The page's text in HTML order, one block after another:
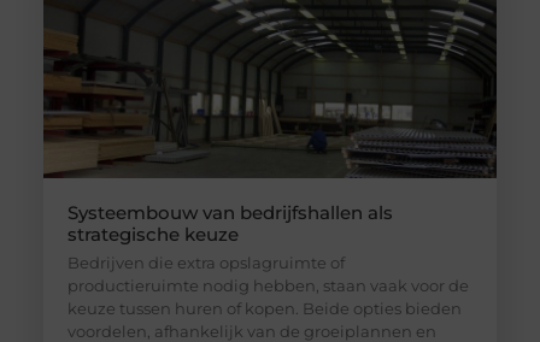
Systeembouw van bedrijfshallen als
strategische keuze
Bedrijven die extra opslagruimte of
productieruimte nodig hebben, staan vaak voor de
keuze tussen huren of kopen. Beide opties bieden
voordelen, afhankelijk van de groeiplannen en